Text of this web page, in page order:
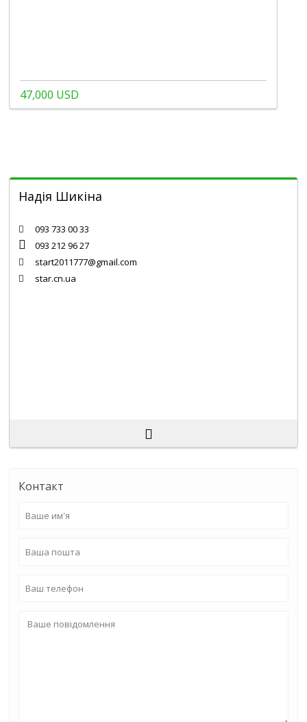
47,000 USD
Надія Шикіна
093 733 00 33
093 212 96 27
start2011777@gmail.com
star.cn.ua
Контакт